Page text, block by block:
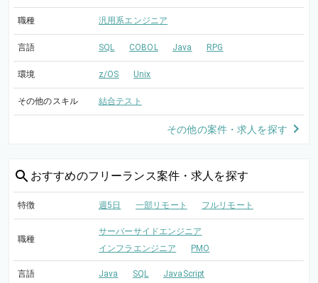
職種 汎用系エンジニア
言語 SQL COBOL Java RPG
環境 z/OS Unix
その他のスキル 結合テスト
その他の案件・求人を探す
おすすめのフリーランス案件・求人を探す
特徴 週5日 一部リモート フルリモート
職種
サーバーサイドエンジニア
インフラエンジニア
PMO
言語 Java SQL JavaScript